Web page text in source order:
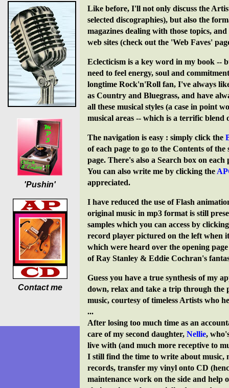
'Pushin'
Contact me
Like before, I'll not only discuss the
selected discographies), but also the
magazines dealing with those topics,
web sites (check out the 'Web Faves'
Eclecticism is a key word in my book --
need to feel energy, soul and
longtime Rock'n'Roll fan, I've always
as Country and Bluegrass, and have
all these musical styles (a case in point
musical areas -- which is a terrific
The navigation is easy : simply click the
of each page to go to the Contents of
page. There's also a Search box on each
You can also write me by clicking the
appreciated.
I have reduced the use of Flash
original music in mp3 format is still
samples which you can access by
record player pictured on the left when
which were heard over the opening
of Ray Stanley & Eddie Cochran's
Guess you have a true synthesis of my
down, relax and take a trip through the
music, courtesy of timeless Artists who
...
After losing too much time as an
care of my second daughter, Nellie,
live with (and much more receptive to
I still find the time to write about music,
records, transfer my vinyl onto CD
maintenance work on the side and